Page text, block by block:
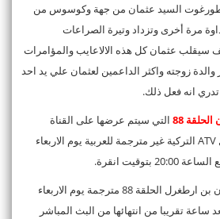
طورغوت السيد عثمان من جهة وكوسوس من
مرة أخرى وتزداد وتيرة الصراعات
سيقلب عثمان كل هذه الالاعايب والمؤامرات
زوجته واكثر الداعمين لعثمان علي يد احد
تدري انه فعل ذلك.
88
التي سيتم عرضها على القناة
العارضة الرسمية للمسلسل ATV التركية غير مترجمة للعربية يوم الاربعاء
وسيتم عرض مسلسل عثمان بن ارطغرل الحلقة 88 مترجمة يوم الاربعاء
بتاريخ 30/03/2022 بعد ساعة تقريبا من انتهائها من البث المباشر